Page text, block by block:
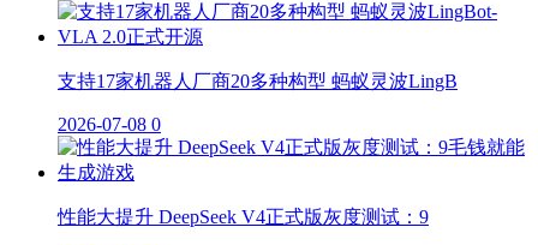
支持17家机器人厂商20多种构型 蚂蚁灵波LingB
2026-07-08 0
性能大提升 DeepSeek V4正式版灰度测试：9